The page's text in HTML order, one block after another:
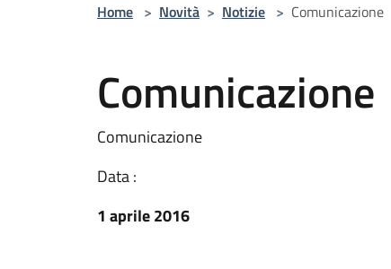
Home > Novità > Notizie > Comunicazione
Comunicazione
Comunicazione
Data :
1 aprile 2016